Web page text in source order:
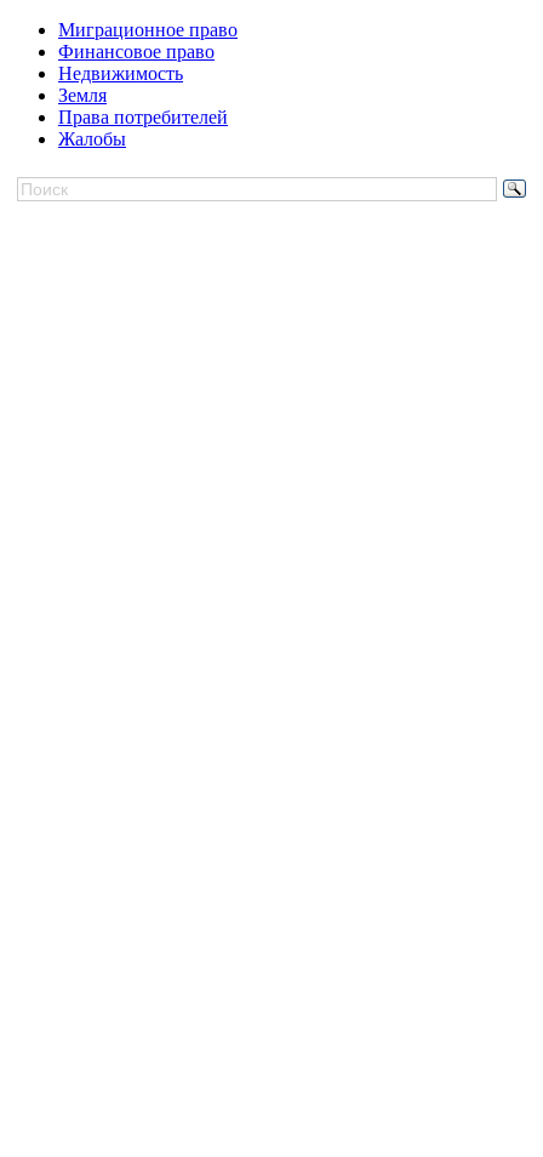
Миграционное право
Финансовое право
Недвижимость
Земля
Права потребителей
Жалобы